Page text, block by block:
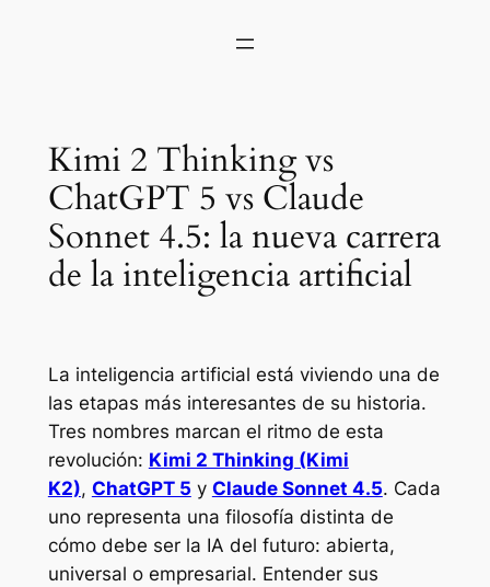
Kimi 2 Thinking vs
ChatGPT 5 vs Claude
Sonnet 4.5: la nueva carrera
de la inteligencia artificial
La inteligencia artificial está viviendo una de
las etapas más interesantes de su historia.
Tres nombres marcan el ritmo de esta
revolución: Kimi 2 Thinking (Kimi
K2), ChatGPT 5y Claude Sonnet 4.5. Cada
uno representa una filosofía distinta de
cómo debe ser la IA del futuro: abierta,
universal o empresarial. Entender sus